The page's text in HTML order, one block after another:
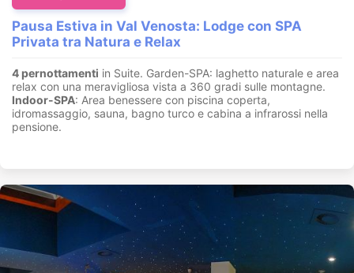
Pausa Estiva in Val Venosta: Lodge con SPA
Privata tra Natura e Relax
4 pernottamenti in Suite. Garden-SPA: laghetto naturale e area
relax con una meravigliosa vista a 360 gradi sulle montagne.
Indoor-SPA: Area benessere con piscina coperta,
idromassaggio, sauna, bagno turco e cabina a infrarossi nella
pensione.